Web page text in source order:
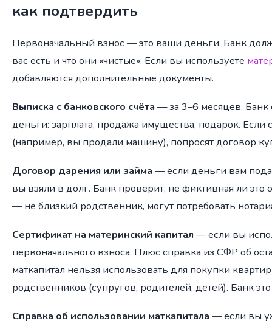
как подтвердить
Первоначальный взнос — это ваши деньги. Банк
вас есть и что они «чистые». Если вы используете
добавляются дополнительные документы.
Выписка с банковского счёта — за 3–6 месяцев. Банк
деньги: зарплата, продажа имущества, подарок. Если
(например, вы продали машину), попросят договор
Договор дарения или займа — если деньги вам
вы взяли в долг. Банк проверит, не фиктивная ли это
— не близкий родственник, могут потребовать
Сертификат на материнский капитал — если вы
первоначального взноса. Плюс справка из СФР об
маткапитал нельзя использовать для покупки
родственников (супругов, родителей, детей). Банк
Справка об использовании маткапитала — если вы